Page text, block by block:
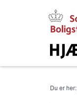
Du er her: